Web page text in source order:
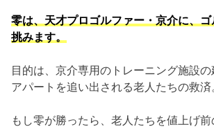
零は、天才プロゴルファー・京介に、
挑みます。
目的は、京介専用のトレーニング施設の
アパートを追い出される老人たちの救済
もし零が勝ったら、老人たちを値上げ